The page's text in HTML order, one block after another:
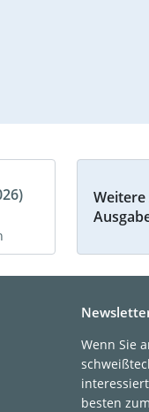
Weitere
Wenn Sie
besten